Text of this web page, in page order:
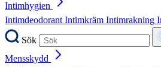
Intimhygien
IntimdeodorantIntimkräm Intimrakning
Sök
Mensskydd